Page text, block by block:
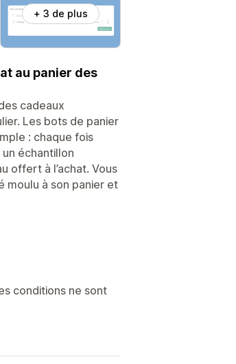
+ 3 de plus
au panier des
cadeaux
Les bots de panier
: chaque fois
échantillon
offert à l’achat. Vous
moulu à son panier et
conditions ne sont